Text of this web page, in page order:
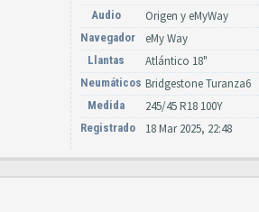
Audio Origen y eMyWay
Navegador eMy Way
Llantas Atlántico 18"
Neumáticos Bridgestone Turanza6
Medida 245/45 R18 100Y
Registrado 18 Mar 2025, 22:48